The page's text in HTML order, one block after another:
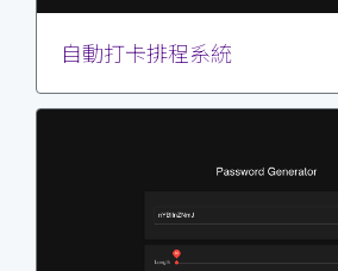
自動打卡排程系統